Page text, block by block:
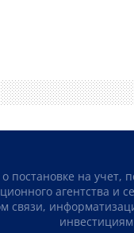
постановке на учет,
агентства и
связи,